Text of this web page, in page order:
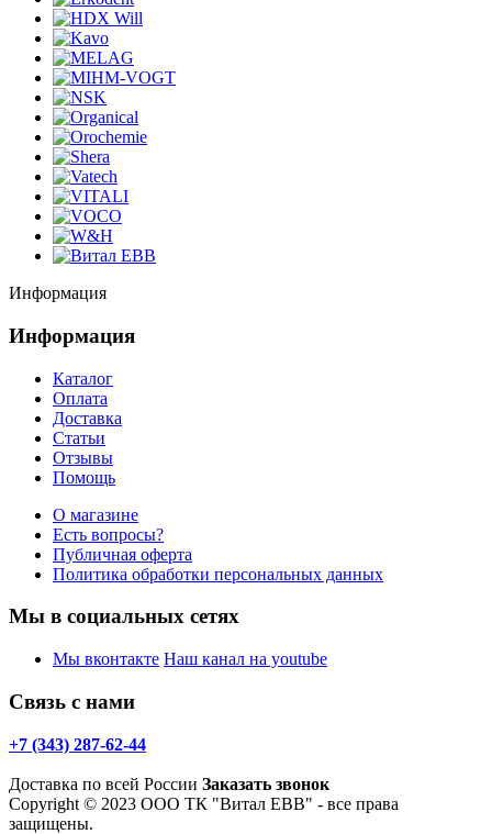
Информация
Информация
Каталог
Оплата
Доставка
Статьи
Отзывы
Помощь
О магазине
Есть вопросы?
Публичная оферта
Политика обработки персональных данных
Мы в социальных сетях
Мы вконтакте Наш канал на youtube
Связь с нами
+7 (343) 287-62-44
Доставка по всей России Заказать звонок
Copyright © 2023 ООО ТК "Витал ЕВВ" - все права
защищены.